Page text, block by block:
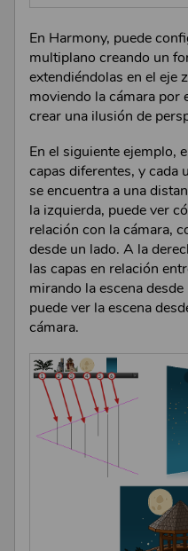
En Harmony, puede
multiplano creando un
extendiéndolas en el eje
moviendo la cámara por
crear una ilusión de
En el siguiente ejemplo,
capas diferentes, y cada
se encuentra a una
la izquierda, puede ver
relación con la cámara,
desde un lado. A la
las capas en relación
mirando la escena
puede ver la escena
cámara.